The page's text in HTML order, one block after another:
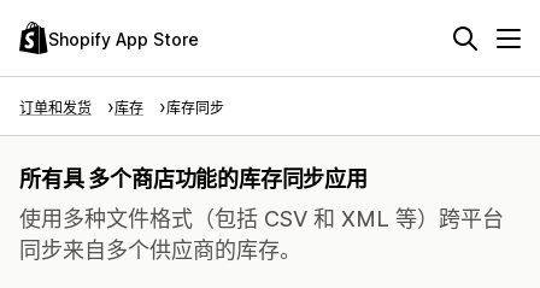
Shopify App Store
订单和发货 库存 库存同步
所有具 多个商店功能的库存同步应用
使用多种文件格式（包括 CSV 和 XML 等）跨平台
同步来自多个供应商的库存。